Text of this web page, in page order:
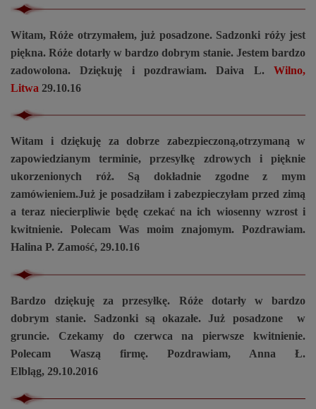
Witam, Róże otrzymałem, już posadzone. Sadzonki róży jest
piękna. Róże dotarły w bardzo dobrym stanie. Jestem bardzo
zadowolona. Dziękuję i pozdrawiam. Daiva L. Wilno,
Litwa 29.10.16
Witam i dziękuję za dobrze zabezpieczoną,otrzymaną w
zapowiedzianym terminie, przesyłkę zdrowych i pięknie
ukorzenionych róż. Są dokładnie zgodne z mym
zamówieniem.Już je posadziłam i zabezpieczyłam przed zimą
a teraz niecierpliwie będę czekać na ich wiosenny wzrost i
kwitnienie. Polecam Was moim znajomym. Pozdrawiam.
Halina P. Zamość, 29.10.16
Bardzo dziękuję za przesyłkę. Róże dotarły w bardzo
dobrym stanie. Sadzonki są okazałe. Już posadzone w
gruncie. Czekamy do czerwca na pierwsze kwitnienie.
Polecam Waszą firmę. Pozdrawiam, Anna Ł.
Elbląg, 29.10.2016